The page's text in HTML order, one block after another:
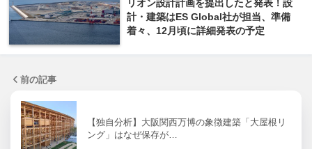
リオン設計計画を提出したと発表！設
計・建築はES Global社が担当、準備
着々、12月頃に詳細発表の予定
前の記事
【独自分析】大阪関西万博の象徴建築「大屋根リ
ング」はなぜ保存が…